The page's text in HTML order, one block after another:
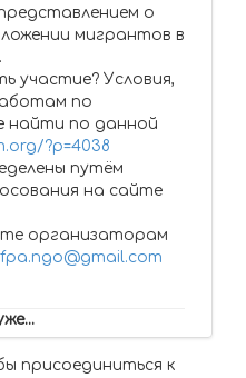
о
мигрантов в
участие? Условия,
по
найти по данной
?p=4038
путём
на сайте
организаторам
присоединиться к